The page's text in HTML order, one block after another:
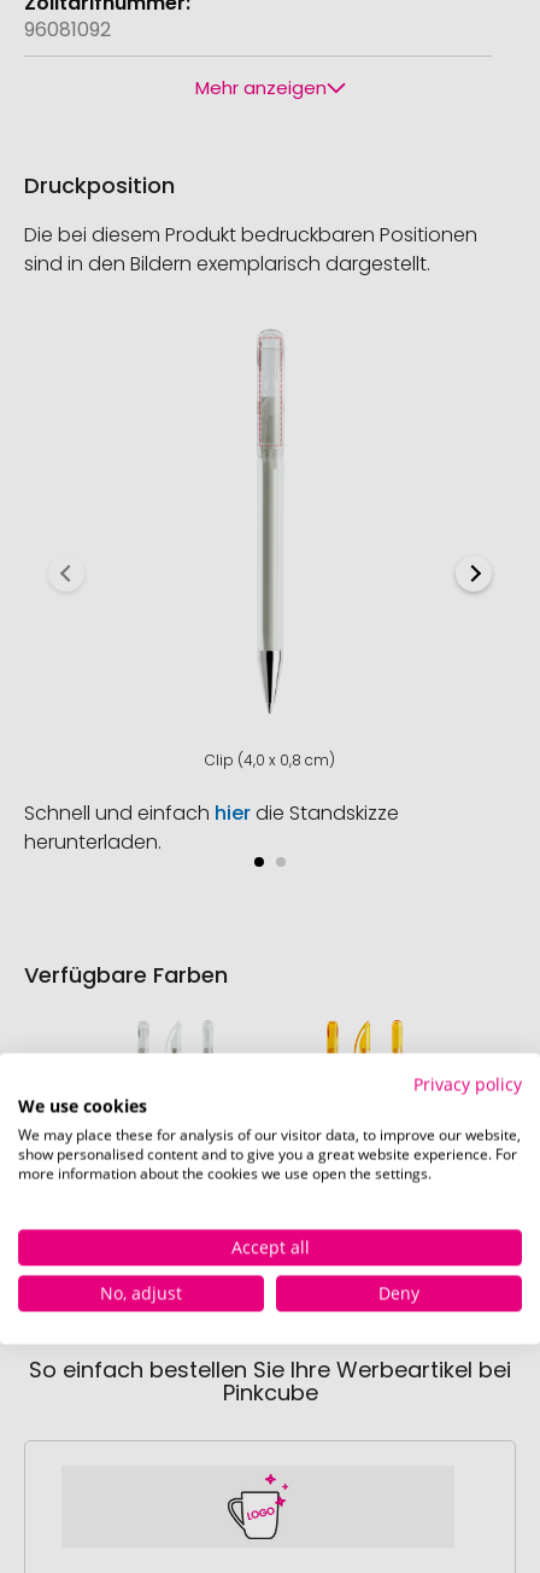
96081092
Mehr anzeigen
Druckposition
Die bei diesem Produkt bedruckbaren Positionen
sind in den Bildern exemplarisch dargestellt.
Clip (4,0 x 0,8 cm)
Schnell und einfach hierdie Standskizze
herunterladen.
Verfügbare Farben
So einfach bestellen Sie Ihre Werbeartikel bei
Pinkcube
Privacy policy
We use cookies
We may place these for analysis of our visitor data, to improve our website,
show personalised content and to give you a great website experience. For
more information about the cookies we use open the settings.
Accept all
No, adjust
Deny